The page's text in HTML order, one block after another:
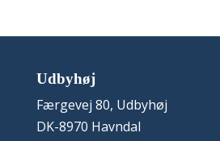
Udbyhøj
Færgevej 80, Udbyhøj
DK-8970 Havndal